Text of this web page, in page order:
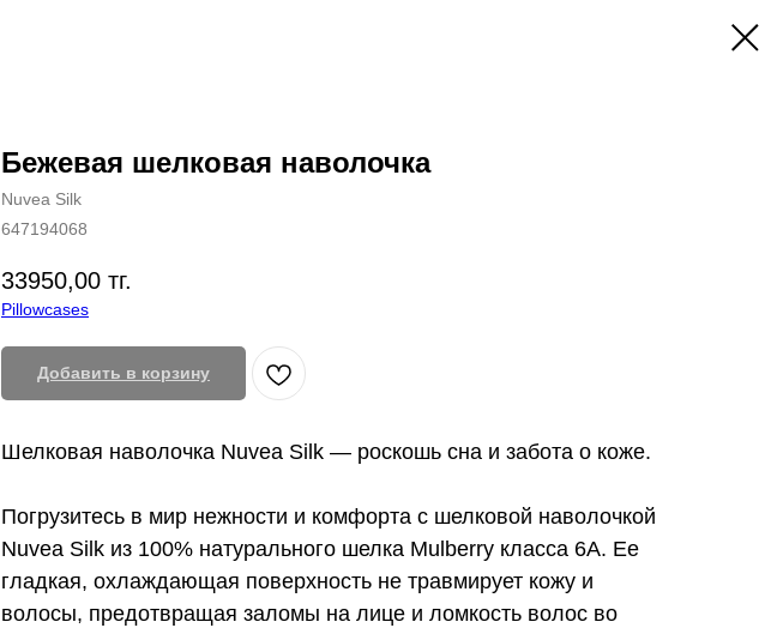
Бежевая шелковая наволочка
Nuvea Silk
647194068
33950,00 тг.
Pillowcases
Добавить в корзину
Шелковая наволочка Nuvea Silk — роскошь сна и забота о коже.
Погрузитесь в мир нежности и комфорта с шелковой наволочкой
Nuvea Silk из 100% натурального шелка Mulberry класса 6А. Ее
гладкая, охлаждающая поверхность не травмирует кожу и
волосы, предотвращая заломы на лице и ломкость волос во